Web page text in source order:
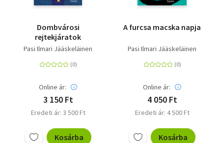
Dombvárosi
rejtekjáratok
Pasi Ilmari Jääskeläinen
Online ár:
3 150 Ft
Eredeti ár: 3 500 Ft
Kosárba
A furcsa macska napja
Pasi Ilmari Jääskeläinen
Online ár:
4 050 Ft
Eredeti ár: 4 500 Ft
Kosárba